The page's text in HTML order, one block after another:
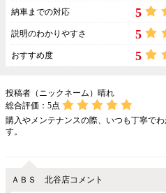
納車までの対応 5
説明のわかりやすさ 5
おすすめ度 5
投稿者（ニックネーム）晴れ
総合評価： 5点
購入やメンテナンスの際、いつも丁寧で
す。
ＡＢＳ 北谷店コメント